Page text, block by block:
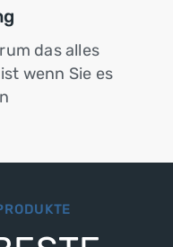
das alles
wenn Sie es